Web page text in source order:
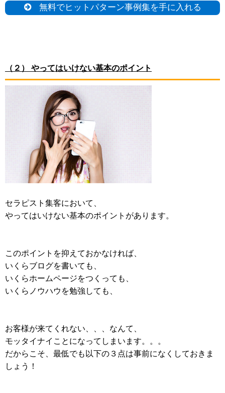
無料でヒットパターン事例集を手に入れる
（２） やってはいけない基本のポイント
セラピスト集客において、
やってはいけない基本のポイントがあります。
このポイントを抑えておかなければ、
いくらブログを書いても、
いくらホームページをつくっても、
いくらノウハウを勉強しても、
お客様が来てくれない、、、なんて、
モッタイナイことになってしまいます。。。
だからこそ、最低でも以下の３点は事前になくしておきま
しょう！